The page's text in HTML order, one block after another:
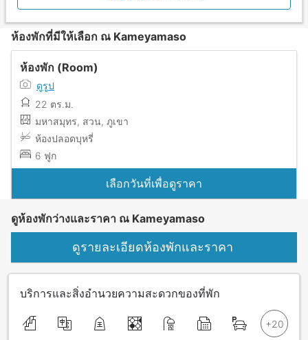
ห้องพักที่มีให้เลือก ณ Kameyamaso
ห้องพัก (Room)
ดูรูป
22 ตร.ม.
มหาสมุทร, สวน, ภูเขา
ห้องปลอดบุหรี่
6 ฟูก
เลือกวันที่เพื่อดูราคา
ดูห้องพักว่างและราคา ณ Kameyamaso
ดูรายละเอียดห้องพักและราคา
บริการและสิ่งอำนวยความสะดวกของที่พัก